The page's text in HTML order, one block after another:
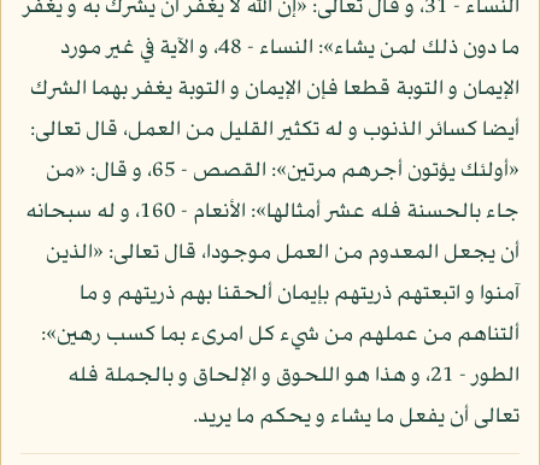
النساء - 31، و قال تعالى: «إن الله لا يغفر أن يشرك به و يغفر
ما دون ذلك لمن يشاء»: النساء - 48، و الآية في غير مورد
الإيمان و التوبة قطعا فإن الإيمان و التوبة يغفر بهما الشرك
أيضا كسائر الذنوب و له تكثير القليل من العمل، قال تعالى:
«أولئك يؤتون أجرهم مرتين»: القصص - 65، و قال: «من
جاء بالحسنة فله عشر أمثالها»: الأنعام - 160، و له سبحانه
أن يجعل المعدوم من العمل موجودا، قال تعالى: «الذين
آمنوا و اتبعتهم ذريتهم بإيمان ألحقنا بهم ذريتهم و ما
ألتناهم من عملهم من شيء كل امرىء بما كسب رهين»:
الطور - 21، و هذا هو اللحوق و الإلحاق و بالجملة فله
تعالى أن يفعل ما يشاء و يحكم ما يريد.